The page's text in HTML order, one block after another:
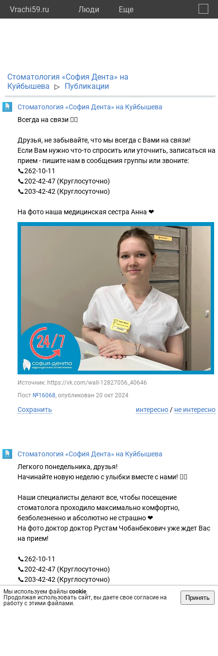
Vrachi59.ru Люди Eще
Мы используем файлы cookie.
Продолжая использовать сайт, вы даете свое согласие на
работу с этими файлами.
Принять
Стоматология «София Дента» на
Куйбышева
▷ Публикации
Стоматология «София Дента» на Куйбышева
Всегда на связи 👍🏻
Друзья, не забывайте, что мы всегда с Вами на связи!
Если Вам нужно что-то спросить или уточнить, записаться на
прием - пишите нам в сообщения группы или звоните:
📞262-10-11
📞202-42-47 (Круглосуточно)
📞203-42-42 (Круглосуточно)
На фото наша медицинская сестра Анна ❤
Источник: https://vk.com/wall-12827056_40646
Пост №16068, опубликован 20 окт 2024
Сохранить интересно / не интересно
Стоматология «София Дента» на Куйбышева
Легкого понедельника, друзья!
Начинайте новую неделю с улыбки вместе с нами! 👍🏻
Наши специалисты делают все, чтобы посещение
стоматолога проходило максимально комфортно,
безболезненно и абсолютно не страшно ❤
На фото доктор доктор Рустам Чобанбекович уже ждет Вас
на прием!
📞262-10-11
📞202-42-47 (Круглосуточно)
📞203-42-42 (Круглосуточно)